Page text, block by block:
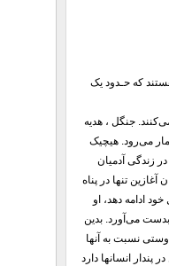
که حـدود یک
جنگل ، هدیه
می‌رود. هیچیک
زندگی آدمیان
تنها در پناه
ادامه دهد، او
بدست می‌آورد. بدین
نسبت به آنها
پندار انسانها دارد